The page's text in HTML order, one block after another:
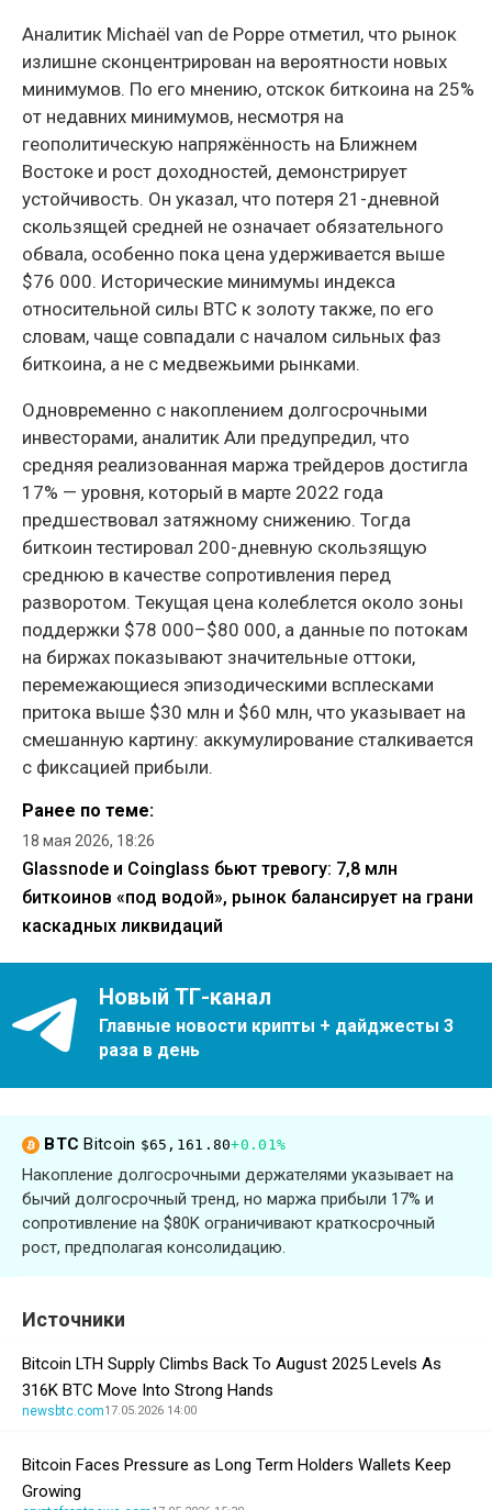
Аналитик Michaël van de Poppe отметил, что рынок
излишне сконцентрирован на вероятности новых
минимумов. По его мнению, отскок биткоина на 25%
от недавних минимумов, несмотря на
геополитическую напряжённость на Ближнем
Востоке и рост доходностей, демонстрирует
устойчивость. Он указал, что потеря 21-дневной
скользящей средней не означает обязательного
обвала, особенно пока цена удерживается выше
$76 000. Исторические минимумы индекса
относительной силы BTC к золоту также, по его
словам, чаще совпадали с началом сильных фаз
биткоина, а не с медвежьими рынками.
Одновременно с накоплением долгосрочными
инвесторами, аналитик Али предупредил, что
средняя реализованная маржа трейдеров достигла
17% — уровня, который в марте 2022 года
предшествовал затяжному снижению. Тогда
биткоин тестировал 200-дневную скользящую
среднюю в качестве сопротивления перед
разворотом. Текущая цена колеблется около зоны
поддержки $78 000–$80 000, а данные по потокам
на биржах показывают значительные оттоки,
перемежающиеся эпизодическими всплесками
притока выше $30 млн и $60 млн, что указывает на
смешанную картину: аккумулирование сталкивается
с фиксацией прибыли.
Ранее по теме:
18 мая 2026, 18:26
Glassnode и Coinglass бьют тревогу: 7,8 млн
биткоинов «под водой», рынок балансирует на грани
каскадных ликвидаций
Новый ТГ-канал
Главные новости крипты + дайджесты 3
раза в день
BTCBitcoin $65,161.80+0.01%
Накопление долгосрочными держателями указывает на
бычий долгосрочный тренд, но маржа прибыли 17% и
сопротивление на $80K ограничивают краткосрочный
рост, предполагая консолидацию.
Источники
Bitcoin LTH Supply Climbs Back To August 2025 Levels As
316K BTC Move Into Strong Hands
newsbtc.com17.05.2026 14:00
Bitcoin Faces Pressure as Long Term Holders Wallets Keep
Growing